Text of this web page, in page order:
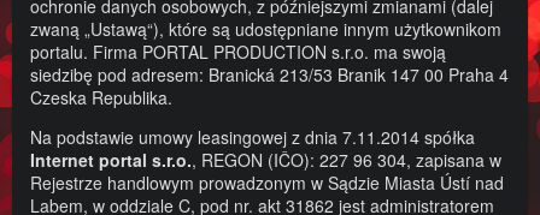
ochronie danych osobowych, z późniejszymi zmianami (dalej
zwaną „Ustawą“), które są udostępniane innym użytkownikom
portalu. Firma PORTAL PRODUCTION s.r.o. ma swoją
siedzibę pod adresem: Branická 213/53 Branik 147 00 Praha 4
Czeska Republika.
Na podstawie umowy leasingowej z dnia 7.11.2014 spółka
Internet portal s.r.o., REGON (IČO): 227 96 304, zapisana w
Rejestrze handlowym prowadzonym w Sądzie Miasta Ústí nad
Labem, w oddziale C, pod nr. akt 31862 jest administratorem